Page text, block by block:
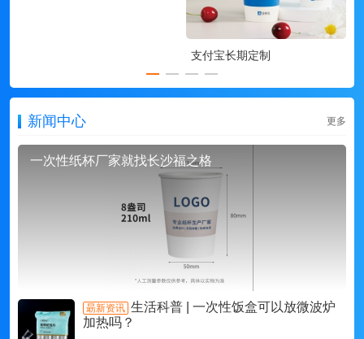
支付宝长期定制
新闻中心 更多
一次性纸杯厂家就找长沙福之格
朂新资讯 生活科普 | 一次性饭盒可以放微波炉
加热吗？